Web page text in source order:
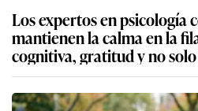
Los expertos en psicología
mantienen la calma en la
cognitiva, gratitud y no